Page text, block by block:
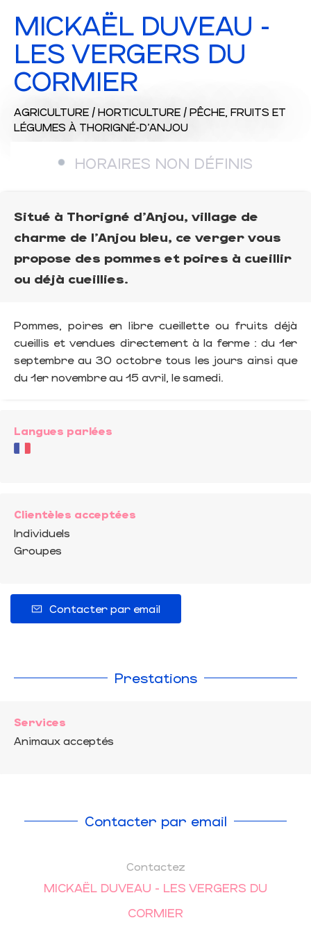
MICKAËL DUVEAU -
LES VERGERS DU
CORMIER
AGRICULTURE / HORTICULTURE / PÊCHE, FRUITS ET
LÉGUMES À THORIGNÉ-D'ANJOU
HORAIRES NON DÉFINIS
Situé à Thorigné d'Anjou, village de
charme de l'Anjou bleu, ce verger vous
propose des pommes et poires à cueillir
ou déjà cueillies.
Pommes, poires en libre cueillette ou fruits déjà
cueillis et vendues directement à la ferme : du 1er
septembre au 30 octobre tous les jours ainsi que
du 1er novembre au 15 avril, le samedi.
Langues parlées
Clientèles acceptées
Individuels
Groupes
Contacter par email
Prestations
Services
Animaux acceptés
Contacter par email
Contactez
MICKAËL DUVEAU - LES VERGERS DU
CORMIER